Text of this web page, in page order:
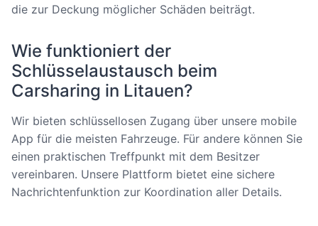
die zur Deckung möglicher Schäden beiträgt.
Wie funktioniert der
Schlüsselaustausch beim
Carsharing in Litauen?
Wir bieten schlüssellosen Zugang über unsere mobile
App für die meisten Fahrzeuge. Für andere können Sie
einen praktischen Treffpunkt mit dem Besitzer
vereinbaren. Unsere Plattform bietet eine sichere
Nachrichtenfunktion zur Koordination aller Details.